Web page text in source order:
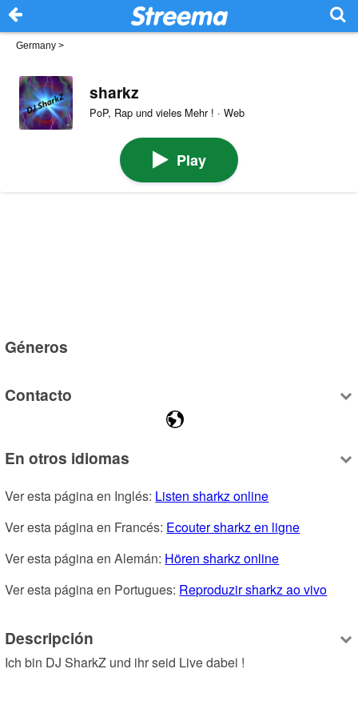
Germany >
sharkz
PoP, Rap und vieles Mehr ! · Web
Play
Géneros
Contacto
En otros idiomas
Ver esta página en Inglés: Listen sharkz online
Ver esta página en Francés: Ecouter sharkz en ligne
Ver esta página en Alemán: Hören sharkz online
Ver esta página en Portugues: Reproduzir sharkz ao vivo
Descripción
Ich bin DJ SharkZ und ihr seid Live dabei !